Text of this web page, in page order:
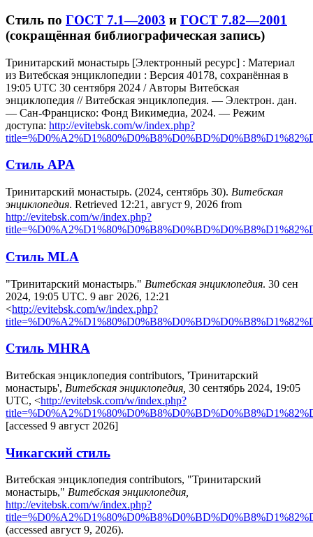
Стиль по ГОСТ 7.1—2003 и ГОСТ 7.82—2001
(сокращённая библиографическая запись)
Тринитарский монастырь [Электронный ресурс] : Материал
из Витебская энциклопедии : Версия 40178, сохранённая в
19:05 UTC 30 сентября 2024 / Авторы Витебская
энциклопедия // Витебская энциклопедия. — Электрон. дан.
— Сан-Франциско: Фонд Викимедиа, 2024. — Режим
доступа: http://evitebsk.com/w/index.php?
Стиль APA
Тринитарский монастырь. (2024, сентябрь 30). Витебская
энциклопедия. Retrieved 12:21, август 9, 2026 from
http://evitebsk.com/w/index.php?
Стиль MLA
"Тринитарский монастырь." Витебская энциклопедия. 30 сен
2024, 19:05 UTC. 9 авг 2026, 12:21
<http://evitebsk.com/w/index.php?
Стиль MHRA
Витебская энциклопедия contributors, 'Тринитарский
монастырь', Витебская энциклопедия, 30 сентябрь 2024, 19:05
UTC, <http://evitebsk.com/w/index.php?
[accessed 9 август 2026]
Чикагский стиль
Витебская энциклопедия contributors, "Тринитарский
монастырь," Витебская энциклопедия,
http://evitebsk.com/w/index.php?
(accessed август 9, 2026).